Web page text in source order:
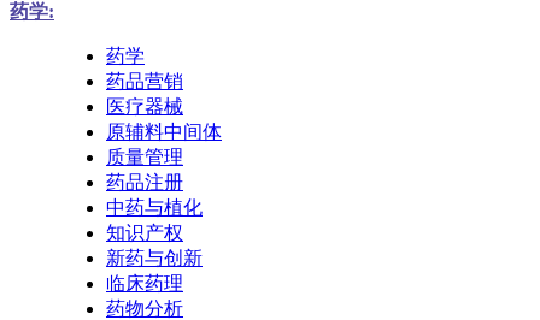
药学:
药学
药品营销
医疗器械
原辅料中间体
质量管理
药品注册
中药与植化
知识产权
新药与创新
临床药理
药物分析